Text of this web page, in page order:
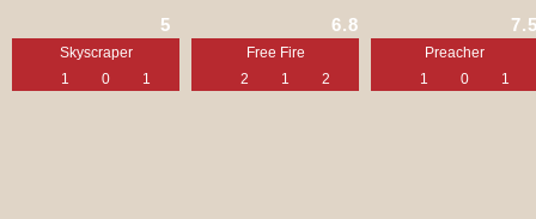
Skyscraper
5
1 0 1
Free Fire
6.8
2 1 2
Preacher
1 0 1